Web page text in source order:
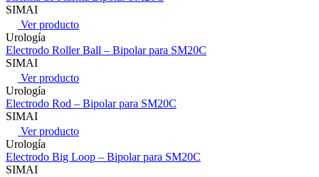
SIMAI
Ver producto
Urología
Electrodo Roller Ball – Bipolar para SM20C
SIMAI
Ver producto
Urología
Electrodo Rod – Bipolar para SM20C
SIMAI
Ver producto
Urología
Electrodo Big Loop – Bipolar para SM20C
SIMAI